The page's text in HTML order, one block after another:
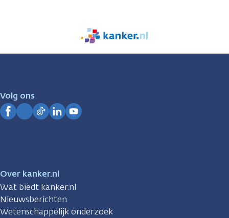
We
zijn
Volg ons
Over kanker.nl
Wat biedt kanker.nl
Nieuwsberichten
Wetenschappelijk onderzoek